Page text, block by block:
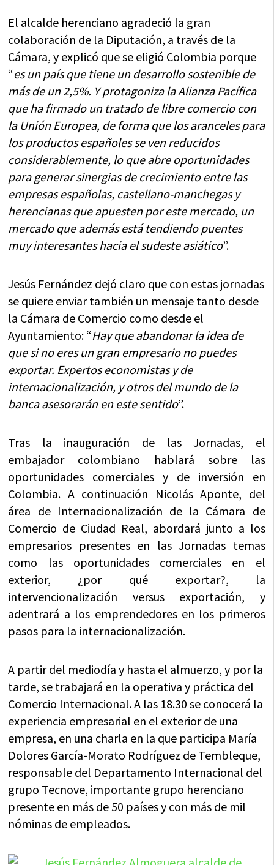
El alcalde herenciano agradeció la gran
colaboración de la Diputación, a través de la
Cámara, y explicó que se eligió Colombia porque
“es un país que tiene un desarrollo sostenible de
más de un 2,5%. Y protagoniza la Alianza Pacífica
que ha firmado un tratado de libre comercio con
la Unión Europea, de forma que los aranceles para
los productos españoles se ven reducidos
considerablemente, lo que abre oportunidades
para generar sinergias de crecimiento entre las
empresas españolas, castellano-manchegas y
herencianas que apuesten por este mercado, un
mercado que además está tendiendo puentes
muy interesantes hacia el sudeste asiático”.
Jesús Fernández dejó claro que con estas jornadas
se quiere enviar también un mensaje tanto desde
la Cámara de Comercio como desde el
Ayuntamiento: “Hay que abandonar la idea de
que si no eres un gran empresario no puedes
exportar. Expertos economistas y de
internacionalización, y otros del mundo de la
banca asesorarán en este sentido”.
Tras la inauguración de las Jornadas, el
embajador colombiano hablará sobre las
oportunidades comerciales y de inversión en
Colombia. A continuación Nicolás Aponte, del
área de Internacionalización de la Cámara de
Comercio de Ciudad Real, abordará junto a los
empresarios presentes en las Jornadas temas
como las oportunidades comerciales en el
exterior, ¿por qué exportar?, la
intervencionalización versus exportación, y
adentrará a los emprendedores en los primeros
pasos para la internacionalización.
A partir del mediodía y hasta el almuerzo, y por la
tarde, se trabajará en la operativa y práctica del
Comercio Internacional. A las 18.30 se conocerá la
experiencia empresarial en el exterior de una
empresa, en una charla en la que participa María
Dolores García-Morato Rodríguez de Tembleque,
responsable del Departamento Internacional del
grupo Tecnove, importante grupo herenciano
presente en más de 50 países y con más de mil
nóminas de empleados.